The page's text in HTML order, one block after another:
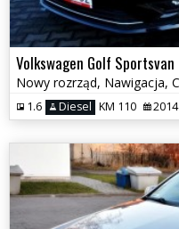
Volkswagen Golf Sportsvan
1.6 Diesel KM 110 2014